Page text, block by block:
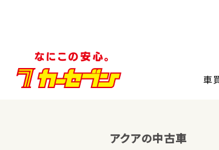
車
アクアの中古車